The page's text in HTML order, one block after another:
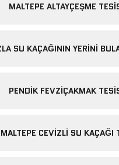
MALTEPE ALTAYÇEŞME
SU KAÇAĞININ YERINI
PENDIK FEVZIÇAKMAK
MALTEPE CEVIZLI SU KAÇAĞI